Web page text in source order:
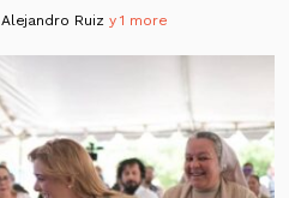
Alejandro Ruiz y 1 more